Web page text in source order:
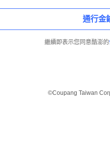
通行金
繼續即表示您同意酷澎的
©Coupang Taiwan